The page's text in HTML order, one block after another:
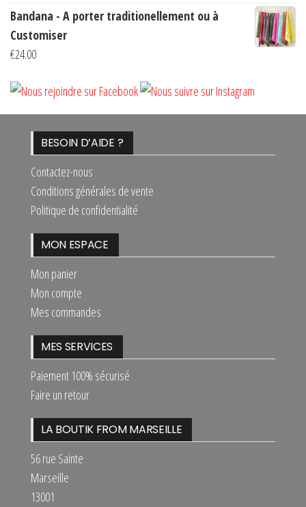
€14.00
€14.00
Bandana - A porter traditionellement ou à
Customiser
€24.00
BESOIN D’AIDE ?
Contactez-nous
Conditions générales de vente
Politique de confidentialité
MON ESPACE
Mon panier
Mon compte
Mes commandes
MES SERVICES
Paiement 100% sécurisé
Faire un retour
LA BOUTIK FROM MARSEILLE
56 rue Sainte
Marseille
13001